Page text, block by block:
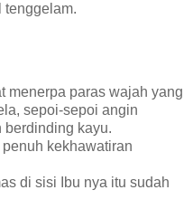
tenggelam.
menerpa paras wajah yang
sepoi-sepoi angin
berdinding kayu.
kekhawatiran
di sisi Ibu nya itu sudah